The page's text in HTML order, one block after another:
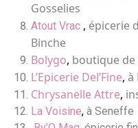
Gosselies
Atout Vrac , épicerie
Binche
Bolygo, boutique de
L’Epicerie Del’Fine, à
Chrysanelle Attre,
La Voisine, à Seneffe